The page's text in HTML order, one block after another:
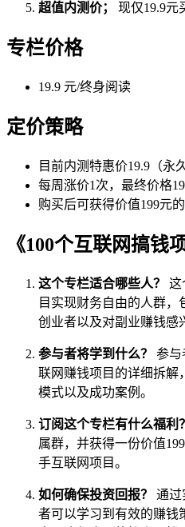
超值内测价；
现仅19.9元
专栏价格
19.9 元/终身阅读
定价策略
目前内测特惠价19.9（永
每周涨价1次，最终价格
购买后可获得价值199元
《100个互联网搞钱
这个专栏适合哪些人？
这
目实现财务自由的人群，
创业者以及对副业赚钱感
参与者将学到什么？
参与
联网赚钱项目的详细拆解
模式以及成功案例。
订阅这个专栏有什么福利？
属群，并获得一份价值
手互联网项目。
如何确保投资回报？
通过
者可以学习到有效的赚钱